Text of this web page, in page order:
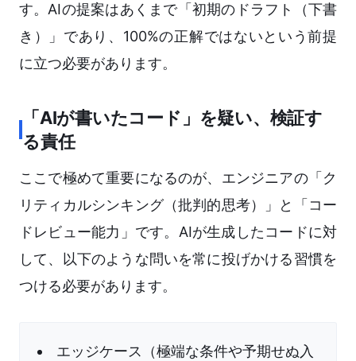
す。AIの提案はあくまで「初期のドラフト（下書
き）」であり、100%の正解ではないという前提
に立つ必要があります。
「AIが書いたコード」を疑い、検証す
る責任
ここで極めて重要になるのが、エンジニアの「ク
リティカルシンキング（批判的思考）」と「コー
ドレビュー能力」です。AIが生成したコードに対
して、以下のような問いを常に投げかける習慣を
つける必要があります。
エッジケース（極端な条件や予期せぬ入